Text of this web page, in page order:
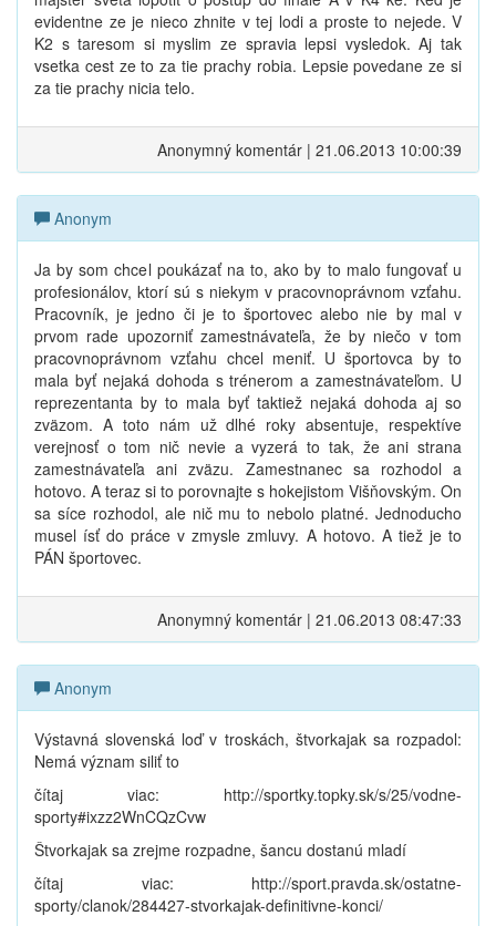
evidentne ze je nieco zhnite v tej lodi a proste to nejede. V
K2 s taresom si myslim ze spravia lepsi vysledok. Aj tak
vsetka cest ze to za tie prachy robia. Lepsie povedane ze si
za tie prachy nicia telo.
Anonymný komentár | 21.06.2013 10:00:39
Anonym
Ja by som chcel poukázať na to, ako by to malo fungovať u
profesionálov, ktorí sú s niekym v pracovnoprávnom vzťahu.
Pracovník, je jedno či je to športovec alebo nie by mal v
prvom rade upozorniť zamestnávateľa, že by niečo v tom
pracovnoprávnom vzťahu chcel meniť. U športovca by to
mala byť nejaká dohoda s trénerom a zamestnávateľom. U
reprezentanta by to mala byť taktiež nejaká dohoda aj so
zväzom. A toto nám už dlhé roky absentuje, respektíve
verejnosť o tom nič nevie a vyzerá to tak, že ani strana
zamestnávateľa ani zväzu. Zamestnanec sa rozhodol a
hotovo. A teraz si to porovnajte s hokejistom Višňovským. On
sa síce rozhodol, ale nič mu to nebolo platné. Jednoducho
musel ísť do práce v zmysle zmluvy. A hotovo. A tiež je to
PÁN športovec.
Anonymný komentár | 21.06.2013 08:47:33
Anonym
Výstavná slovenská loď v troskách, štvorkajak sa rozpadol:
Nemá význam siliť to
čítaj viac: http://sportky.topky.sk/s/25/vodne-
sporty#ixzz2WnCQzCvw
Štvorkajak sa zrejme rozpadne, šancu dostanú mladí
čítaj viac: http://sport.pravda.sk/ostatne-
sporty/clanok/284427-stvorkajak-definitivne-konci/